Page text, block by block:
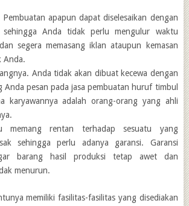
apapun dapat diselesaikan dengan
Anda tidak perlu mengulur waktu
segera memasang iklan ataupun kemasan
Anda.
Anda tidak akan dibuat kecewa dengan
Anda pesan pada jasa pembuatan huruf timbul
karyawannya adalah orang-orang yang ahli
memang rentan terhadap sesuatu yang
sehingga perlu adanya garansi. Garansi
barang hasil produksi tetap awet dan
menurun.
memiliki fasilitas-fasilitas yang disediakan